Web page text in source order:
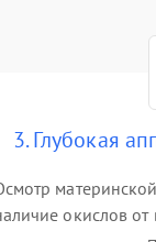
3000 ₽
3. Глубокая
окислов